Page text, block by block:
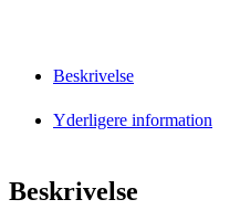
Beskrivelse
Yderligere information
Beskrivelse